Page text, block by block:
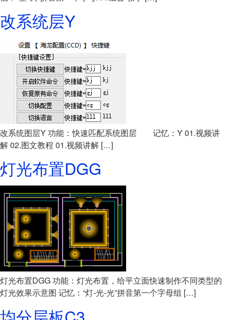
改系统层Y
改系统图层Y 功能：快速匹配系统图层 记忆：Y 01.视频讲
解 02.图文教程 01.视频讲解 […]
灯光布置DGG
灯光布置DGG 功能：灯光布置，给平立面快速制作不同类型的
灯光效果示意图 记忆：“灯-光-光”拼音第一个字母组 […]